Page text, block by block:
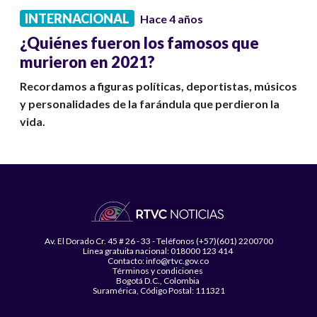
INTERNACIONAL Hace 4 años
¿Quiénes fueron los famosos que
murieron en 2021?
Recordamos a figuras políticas, deportistas, músicos
y personalidades de la farándula que perdieron la
vida.
Av. El Dorado Cr. 45 # 26 - 33 - Teléfonos (+57)(601) 2200700
Línea gratuita nacional: 018000 123 414
Contacto: info@rtvc.gov.co
Términos y condiciones
Bogotá D.C., Colombia
Suramérica, Código Postal: 111321